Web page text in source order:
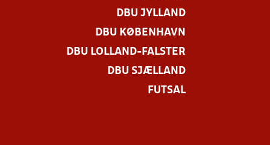
DBU JYLLAND
DBU KØBENHAVN
DBU LOLLAND-FALSTER
DBU SJÆLLAND
FUTSAL